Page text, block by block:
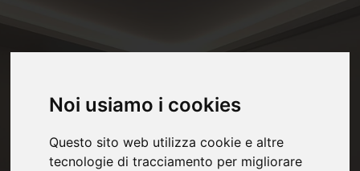
Noi usiamo i cookies
Questo sito web utilizza cookie e altre
tecnologie di tracciamento per migliorare